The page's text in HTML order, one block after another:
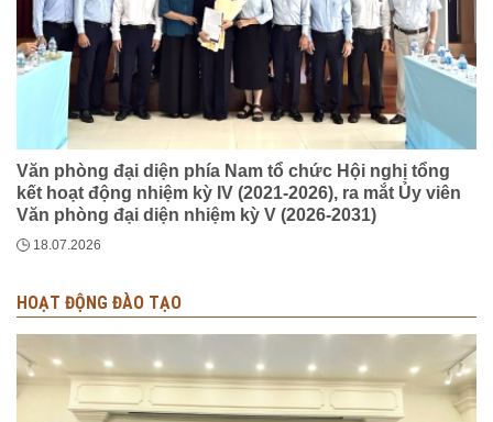
Văn phòng đại diện phía Nam tổ chức Hội nghị tổng
kết hoạt động nhiệm kỳ IV (2021-2026), ra mắt Ủy viên
Văn phòng đại diện nhiệm kỳ V (2026-2031)
18.07.2026
HOẠT ĐỘNG ĐÀO TẠO